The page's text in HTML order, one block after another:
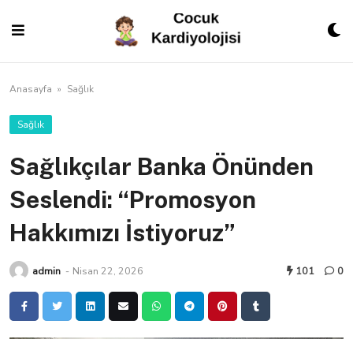
content
Anasayfa » Sağlık
Sağlık
Sağlıkçılar Banka Önünden
Seslendi: “Promosyon
Hakkımızı İstiyoruz”
admin - Nisan 22, 2026 101 0